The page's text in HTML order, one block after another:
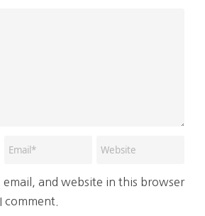
email, and website in this browser